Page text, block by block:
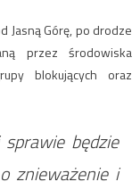
Jasną Górę, po drodze
przez środowiska
blokujących oraz
będzie
znieważenie i